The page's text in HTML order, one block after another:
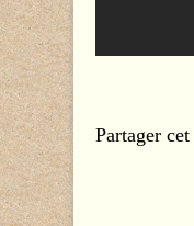
Partager